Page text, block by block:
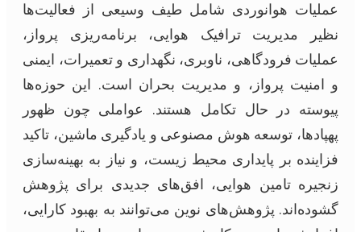
عملیات هوانوردی شامل طیف وسیعی از فعالیت‌ها
نظیر مدیریت ترافیک هوایی، برنامه‌ریزی پرواز،
عملیات فرودگاهی، ناوبری، نگهداری و تعمیرات، ایمنی
و امنیت پرواز، و مدیریت بحران است. این حوزه‌ها
پیوسته در حال تکامل هستند. عواملی چون ظهور
پهپادها، توسعه هوش مصنوعی و یادگیری ماشین، تاکید
فزاینده بر پایداری محیط زیست، و نیاز به بهینه‌سازی
زنجیره تامین هوایی، افق‌های جدیدی برای پژوهش
گشوده‌اند. پژوهش‌های نوین می‌توانند به بهبود کارایی،